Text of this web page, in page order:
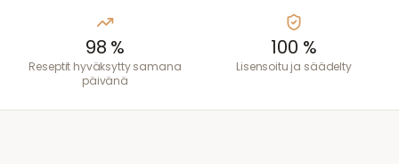
98 %
Reseptit hyväksytty samana
päivänä
100 %
Lisensoitu ja säädelty